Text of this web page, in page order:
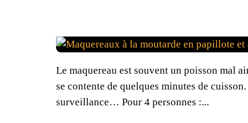
Le maquereau est souvent un poisson mal
se contente de quelques minutes de
surveillance… Pour 4 personnes :...